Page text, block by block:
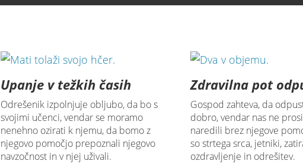
Upanje v težkih časih
Odrešenik izpolnjuje obljubo, da bo s
svojimi učenci, vendar se moramo
nenehno ozirati k njemu, da bomo z
njegovo pomočjo prepoznali njegovo
navzočnost in v njej uživali.
Zdravilna pot
Gospod zahteva, da
dobro, vendar nas ne
naredili brez njegove
so strtega srca, jetniki,
ozdravljenje in odrešitev.